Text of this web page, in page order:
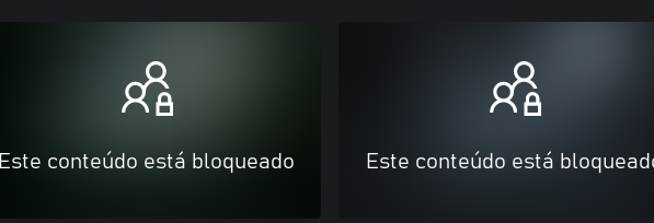
Este conteúdo está bloqueado Este conteúdo está